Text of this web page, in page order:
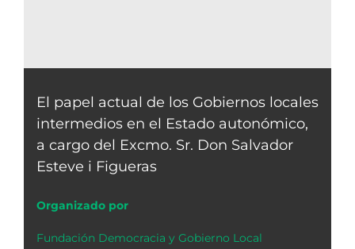
El papel actual de los Gobiernos locales
intermedios en el Estado autonómico,
a cargo del Excmo. Sr. Don Salvador
Esteve i Figueras
Organizado por
Fundación Democracia y Gobierno Local